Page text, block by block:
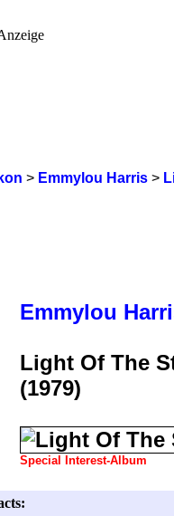
> Emmylou Harris>
Emmylou
Light Of The
(1979)
Special Interest-Album